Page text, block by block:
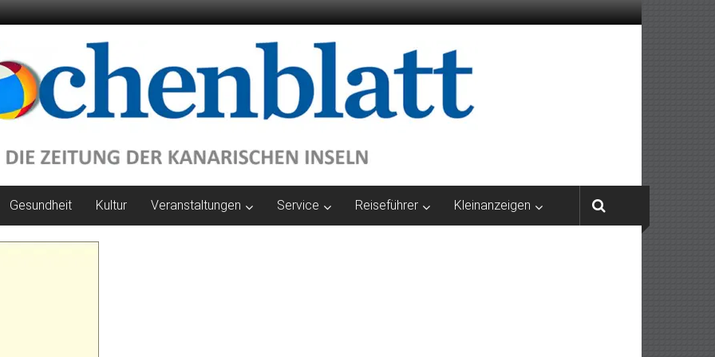
Gesundheit Kultur Veranstaltungen Service Reiseführer Kleinanzeigen